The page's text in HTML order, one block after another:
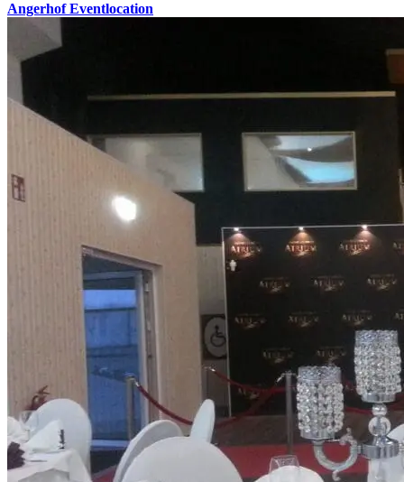
Angerhof Eventlocation